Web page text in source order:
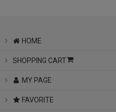
HOME
SHOPPING CART
MY PAGE
FAVORITE